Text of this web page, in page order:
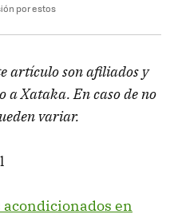
por estos
artículo son afiliados y
a Xataka. En caso de no
variar.
en